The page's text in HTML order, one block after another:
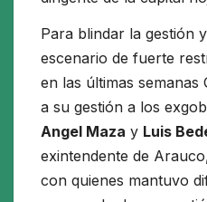
Para blindar la gestión
escenario de fuerte
en las últimas
a su gestión a los
Angel Maza y Luis
exintendente de
con quienes mantuvo